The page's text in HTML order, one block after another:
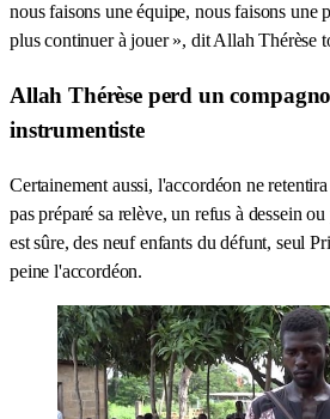
nous faisons une équipe, nous faisons une
plus continuer à jouer », dit Allah Thérèse
Allah Thérèse perd un
instrumentiste
Certainement aussi, l'accordéon ne
pas préparé sa relève, un refus à dessein
est sûre, des neuf enfants du défunt, seul
peine l'accordéon.